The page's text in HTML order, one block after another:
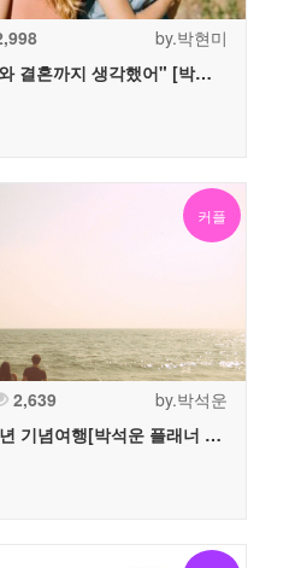
by.박현미
지 생각했어" [박현미 플래너 추천]
커플
2,639
by.박석운
념여행[박석운 플래너 추천]